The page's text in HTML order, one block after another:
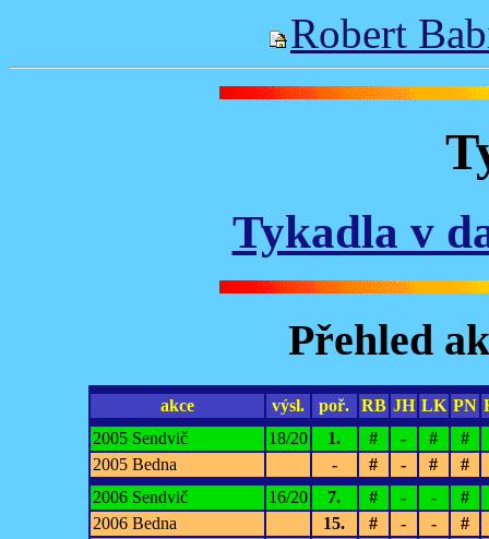
Robert
Tykadla v
Přehled
akce výsl. poř. RB JH LK PN
2005 Sendvič
18/20 1. # - #
#
2005 Bedna
- # - #
#
2006 Sendvič
16/20 7. # - -
#
2006 Bedna
15. # - -
#